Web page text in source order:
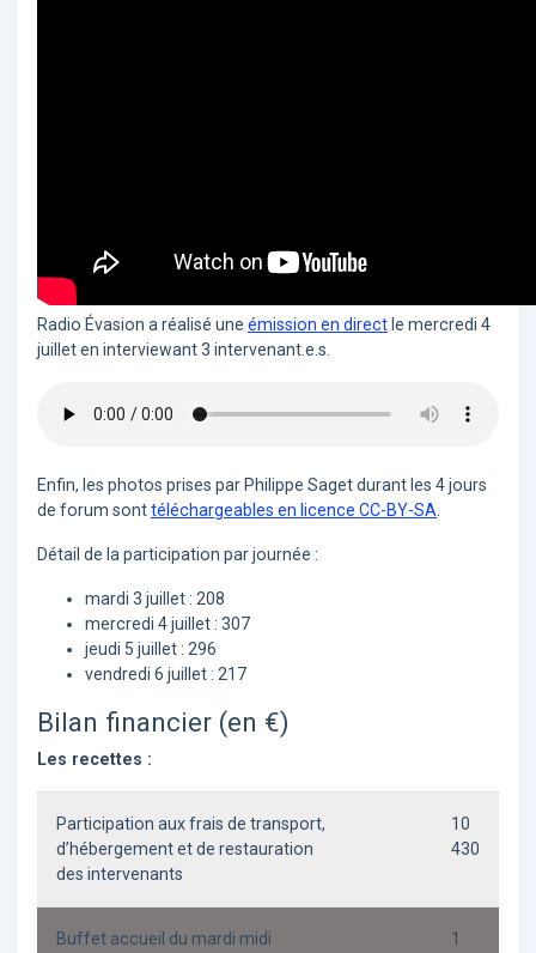
Radio Évasion a réalisé une émission en direct le mercredi 4
juillet en interviewant 3 intervenant.e.s.
Enfin, les photos prises par Philippe Saget durant les 4 jours
de forum sonttéléchargeables en licence CC-BY-SA
Détail de la participation par journée :
mardi 3 juillet : 208
mercredi 4 juillet : 307
jeudi 5 juillet : 296
vendredi 6 juillet : 217
Bilan financier (en €)
Les recettes :
Participation aux frais de transport,
d’hébergement et de restauration
des intervenants
10
430
Buffet accueil du mardi midi
1